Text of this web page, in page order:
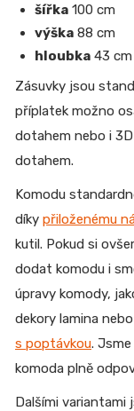
šířka 100 cm
výška 88 cm
hloubka 43 cm
Zásuvky jsou
příplatek možno
dotahem nebo i
dotahem.
Komodu
díky přiloženému
kutil. Pokud si
dodat komodu i
úpravy komody,
dekory lamina
s poptávkou.
komoda plně
Dalšími variantami